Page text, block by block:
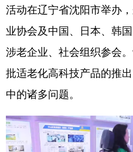
四川 贵州
陕西 甘肃
新疆 内蒙古
多语种频道
English Español
活动在辽宁省沈阳市举办
业协会及中国、日本、韩
涉老企业、社会组织参会
批适老化高科技产品的推
中的诸多问题。